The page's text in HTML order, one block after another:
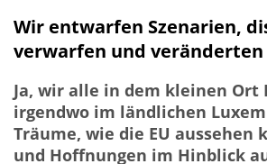
Wir entwarfen Szenarien,
verwarfen und veränderten
Ja, wir alle in dem kleinen Ort
irgendwo im ländlichen
Träume, wie die EU aussehen
und Hoffnungen im Hinblick